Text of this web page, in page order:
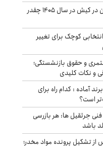
قیمت اجاره ماشین در کیش در سال ۱۴۰۵ چقدر
کوچک برای تغییر
و حقوق بازنشستگی؛
و نکات کلیدی
آماده : کدام راه برای
است؟
جرثقیل ها: هر بازرسی
باشد
از تشکیل پرونده مواد مخدر؛